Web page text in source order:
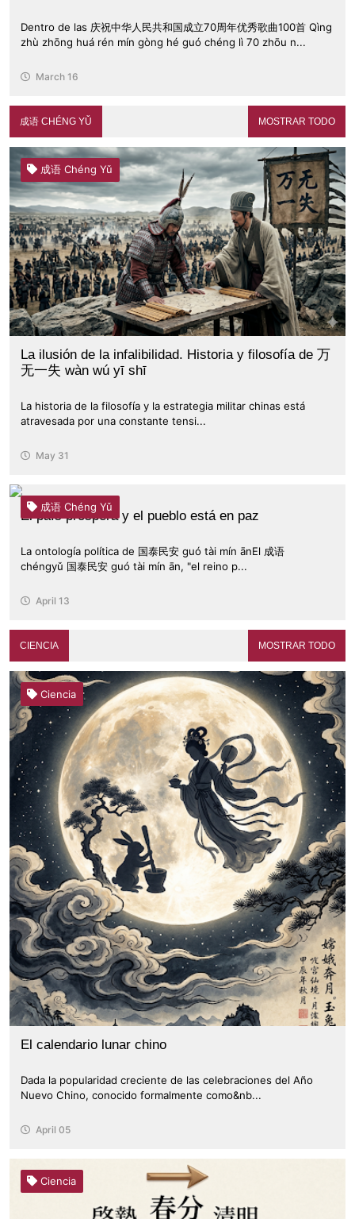
Dentro de las 庆祝中华人民共和国成立70周年优秀歌曲100首 Qìng
zhù zhōng huá rén mín gòng hé guó chéng lì 70 zhōu n...
March 16
成语 CHÉNG YǓ MOSTRAR TODO
成语 Chéng Yǔ
La ilusión de la infalibilidad. Historia y filosofía de 万
无一失 wàn wú yī shī
La historia de la filosofía y la estrategia militar chinas está
atravesada por una constante tensi...
May 31
成语 Chéng Yǔ
El país prospera y el pueblo está en paz
La ontología política de 国泰民安 guó tài mín ānEl 成语
chéngyǔ 国泰民安 guó tài mín ān, "el reino p...
April 13
CIENCIA MOSTRAR TODO
Ciencia
El calendario lunar chino
Dada la popularidad creciente de las celebraciones del Año
Nuevo Chino, conocido formalmente como&nb...
April 05
Ciencia